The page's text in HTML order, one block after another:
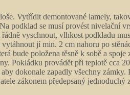
Vytřídit demontované lamely,
podklad se musí provést nivelační
vyschnout, vlhkost podkladu
vytáhnout jí min. 2 cm nahoru po
bude položena těsně k sobě a
Pokládku provádět při teplotě cca
dokonale zapadly všechny
zákonem předepsaný